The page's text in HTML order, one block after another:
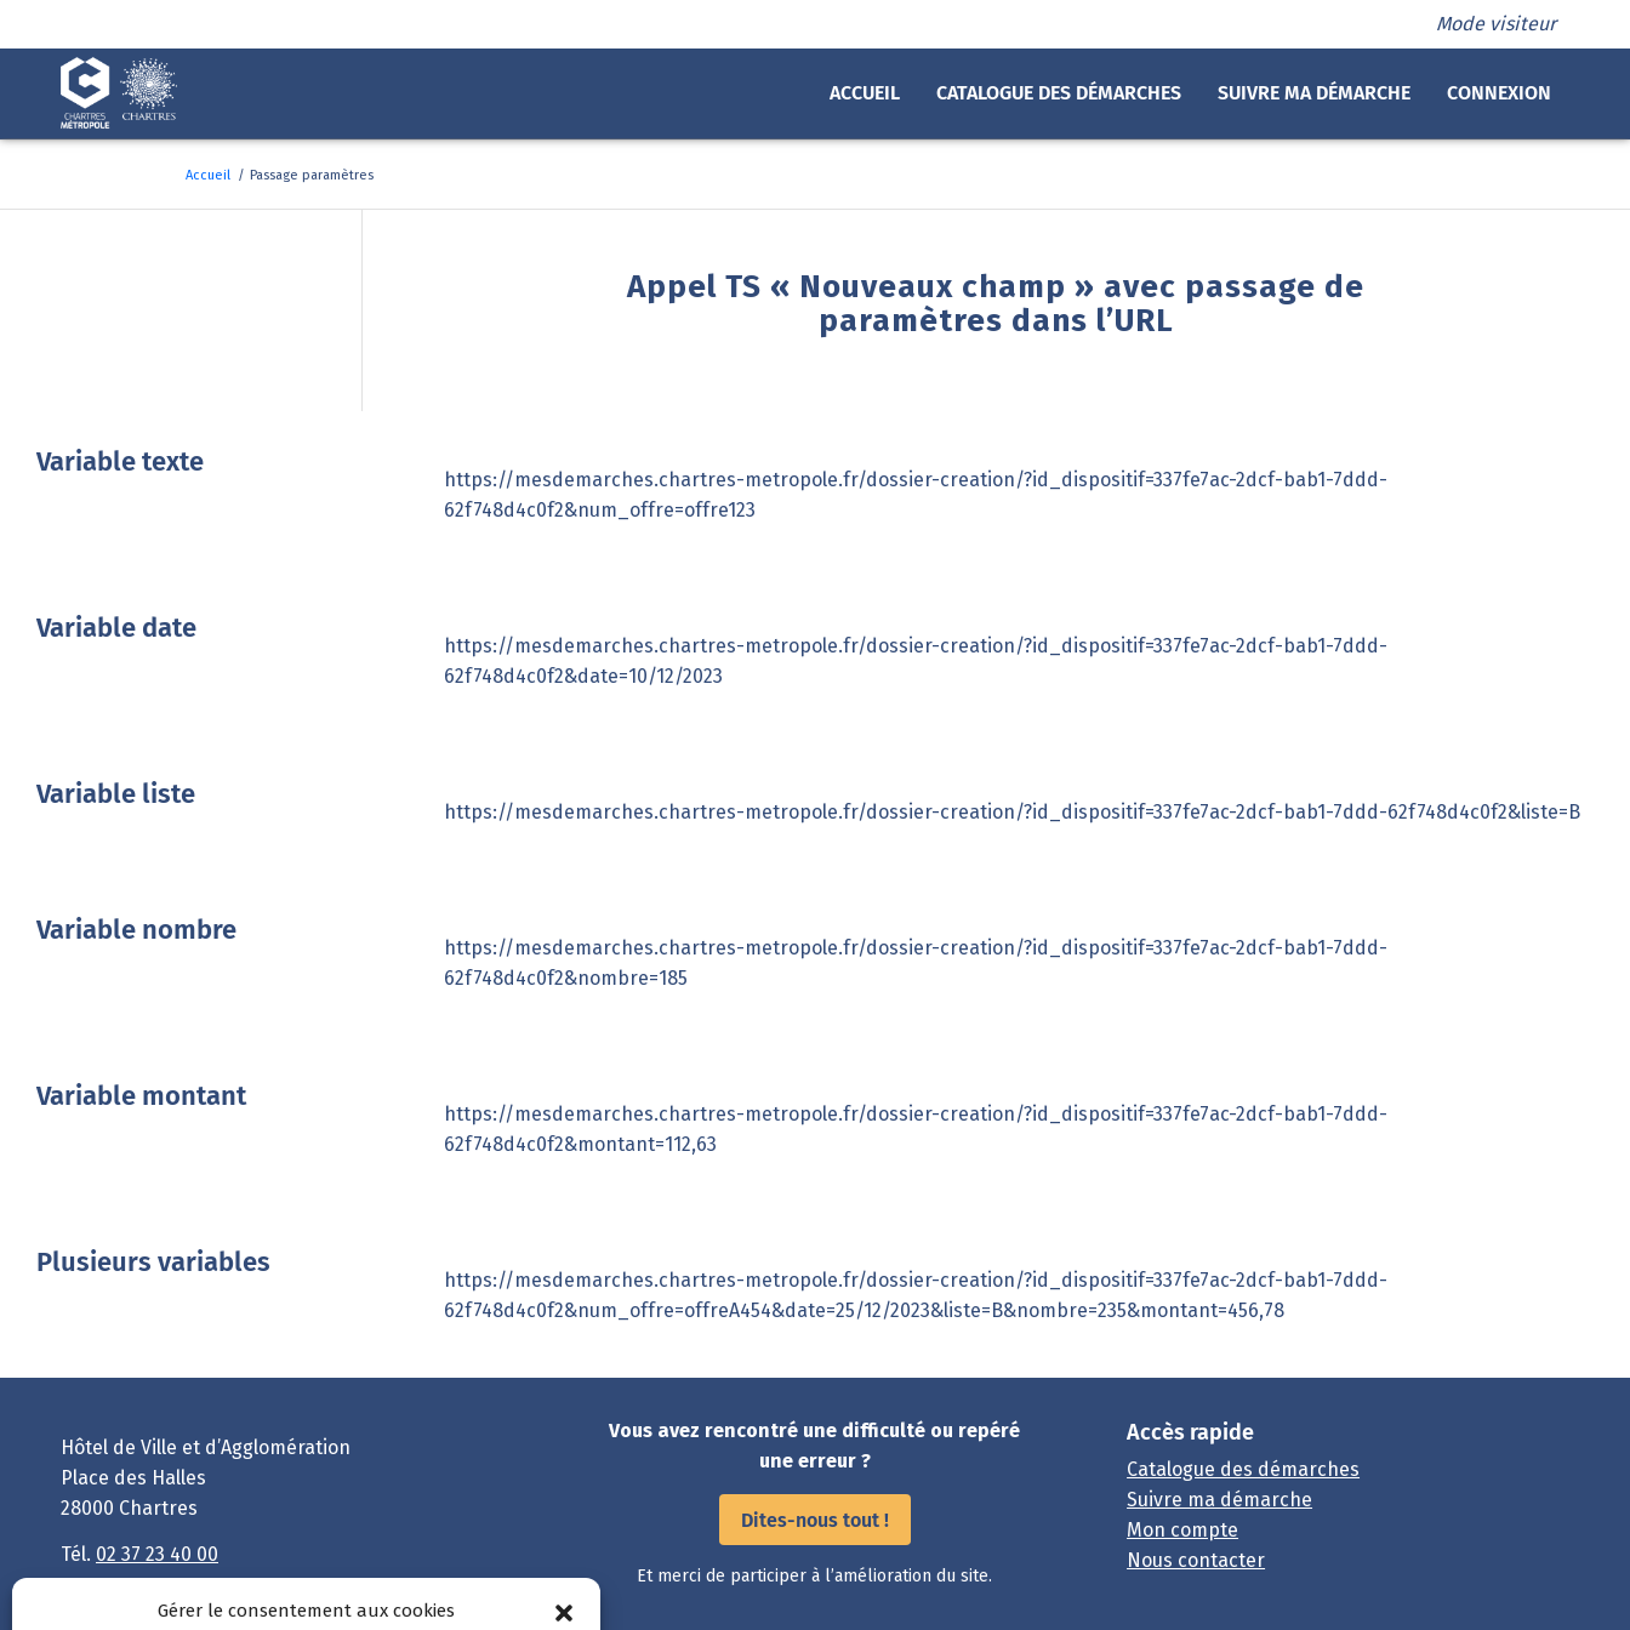
chat
Mode visiteur
ACCUEIL CATALOGUE DES DÉMARCHES SUIVRE MA DÉMARCHE CONNEXION
Accueil / Passage paramètres
Passage paramètres
Appel TS « Nouveaux champ » avec passage de
paramètres dans l’URL
Variable texte
https://mesdemarches.chartres-metropole.fr/dossier-creation/?id_dispositif=337fe7ac-2dcf-bab1-7ddd-
62f748d4c0f2&num_offre=offre123
Variable date
https://mesdemarches.chartres-metropole.fr/dossier-creation/?id_dispositif=337fe7ac-2dcf-bab1-7ddd-
62f748d4c0f2&date=10/12/2023
Variable liste
https://mesdemarches.chartres-metropole.fr/dossier-creation/?id_dispositif=337fe7ac-2dcf-bab1-7ddd-62f748d4c0f2&liste=B
Variable nombre
https://mesdemarches.chartres-metropole.fr/dossier-creation/?id_dispositif=337fe7ac-2dcf-bab1-7ddd-
62f748d4c0f2&nombre=185
Variable montant
https://mesdemarches.chartres-metropole.fr/dossier-creation/?id_dispositif=337fe7ac-2dcf-bab1-7ddd-
62f748d4c0f2&montant=112,63
Plusieurs variables
https://mesdemarches.chartres-metropole.fr/dossier-creation/?id_dispositif=337fe7ac-2dcf-bab1-7ddd-
62f748d4c0f2&num_offre=offreA454&date=25/12/2023&liste=B&nombre=235&montant=456,78
Hôtel de Ville et d’Agglomération
Place des Halles
28000 Chartres
Tél. 02 37 23 40 00
Nous contacter
Vous avez rencontré une difficulté ou repéré
une erreur ?
Dites-nous tout !
Et merci de participer à l’amélioration du site.
Accès rapide
Catalogue des démarches
Suivre ma démarche
Mon compte
Nous contacter
Gérer le consentement aux cookies